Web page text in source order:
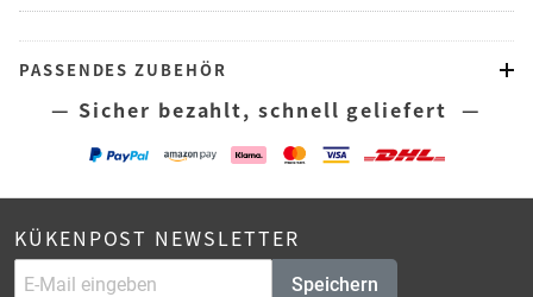
PASSENDES ZUBEHÖR
— Sicher bezahlt, schnell geliefert —
KÜKENPOST NEWSLETTER
Speichern